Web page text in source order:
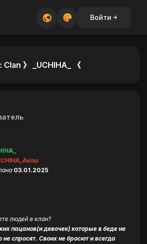
Войти
Clan 》 _UCHIHA_ 《
03.01.2025
людей в клан?
пацанов(и девочек) которые в беде не
не спросят. Своих не бросют и всегда